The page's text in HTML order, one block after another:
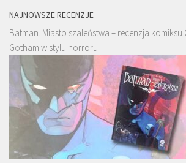
NAJNOWSZE RECENZJE
Batman. Miasto szaleństwa – recenzja komiksu
Gotham w stylu horroru